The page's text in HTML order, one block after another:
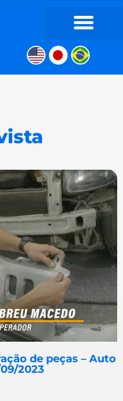
de peças – Auto
2023